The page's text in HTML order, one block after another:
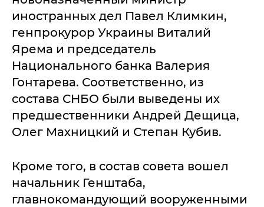
иностранных дел Павел Климкин,
генпрокурор Украины Виталий
Ярема и председатель
Национального банка Валерия
Гонтарева. Соответственно, из
состава СНБО были выведены их
предшественники Андрей Дещица,
Олег Махницкий и Степан Кубив.
Кроме того, в состав совета вошел
начальник Генштаба,
главнокомандующий вооруженными